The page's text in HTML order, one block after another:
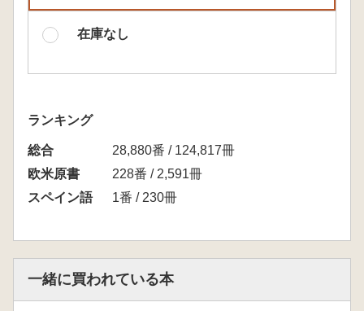
在庫なし
ランキング
総合
28,880番 / 124,817冊
欧米原書
228番 / 2,591冊
スペイン語
1番 / 230冊
一緒に買われている本